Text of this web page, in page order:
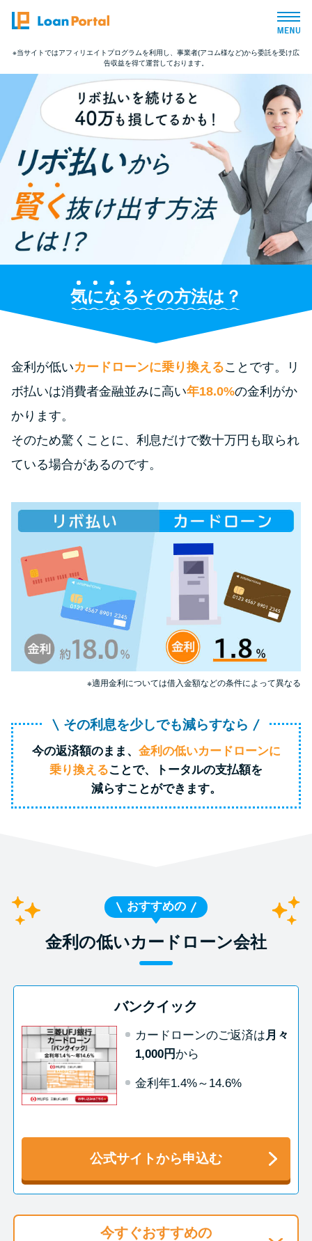
トップページ
おすすめコンテンツ
総合人気ランキング
とにかくすぐ借りたい方向け
バレずに借りたい方向け
審査が不安な方向け
カードローンQ&A
特集ページ
リボ払いをそのまま払いきると
最速！最短40分で借りられるカ
ードローン
特集ページ一覧
の理由
その他コラム
今月の家賃払えない…2ヵ月目に
たい…市役所に相談より賢い方
法2選
街金とは？絶対審査通る？借金
い理由
質屋でお金を借りるには？年利
やシステムをカードローンと比
較
※当サイトではアフィリエイトプログラムを利用し、事業者(アコム様など)から委託を受け広
告収益を得て運営しております。
気になるその方法は？
金利が低いカードローンに乗り換えることです。リ
ボ払いは消費者金融並みに高い年18.0%の金利がか
かります。
そのため驚くことに、利息だけで数十万円も取られ
ている場合があるのです。
※適用金利については借入金額などの条件によって異なる
その利息を少しでも減らすなら
今の返済額のまま、 金利の低いカードローンに
乗り換えることで、トータルの支払額を
減らすことができます。
おすすめの
金利の低いカードローン会社
バンクイック
カードローンのご返済は月々
1,000円 から
金利年1.4%～14.6%
公式サイトから申込む
今すぐおすすめの